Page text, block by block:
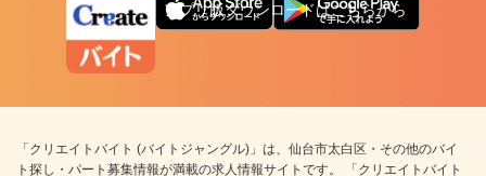
アプリ版ダウンロードはこちらから
「クリエイトバイト (バイトジャングル)」は、仙台市太白区・その他のバイ
ト探し・パート募集情報が満載の求人情報サイトです。 「クリエイトバイト